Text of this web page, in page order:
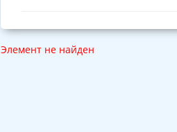
Элемент не найден